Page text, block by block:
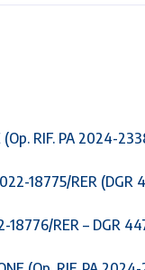
(Op. RIF. PA 2024-
18775/RER (DGR
18776/RER – DGR